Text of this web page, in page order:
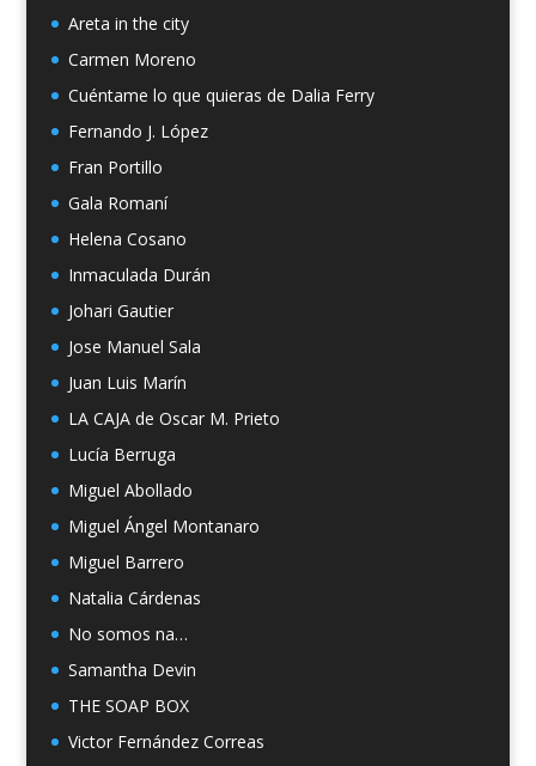
Areta in the city
Carmen Moreno
Cuéntame lo que quieras de Dalia Ferry
Fernando J. López
Fran Portillo
Gala Romaní
Helena Cosano
Inmaculada Durán
Johari Gautier
Jose Manuel Sala
Juan Luis Marín
LA CAJA de Oscar M. Prieto
Lucía Berruga
Miguel Abollado
Miguel Ángel Montanaro
Miguel Barrero
Natalia Cárdenas
No somos na…
Samantha Devin
THE SOAP BOX
Victor Fernández Correas